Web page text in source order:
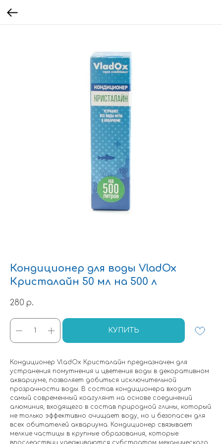
Кондиционер для воды VladOx
Кристалайн 50 мл на 500 л
280 р.
КУПИТЬ
Кондиционер VladOx Кристалайн предназначен для
устранения помутнения и цветения воды в декоративном
аквариуме, позволяет добиться исключительной
прозрачности воды. В состав кондиционера входит
самый современный коагулянт на основе соединений
алюминия, входящего в состав природной глины, который
не только эффективно очищает воду, но и безопасен для
всех обитателей аквариума. Кондиционер связывает
мелкие частицы в крупные образования, которые
впоследствии удерживаются субстратом механического